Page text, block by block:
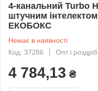
4-канальний Turbo
штучним
ЕКОБОКС
Немає в наявності
Код: 37286
Опт і роздріб
4 784,13 ₴